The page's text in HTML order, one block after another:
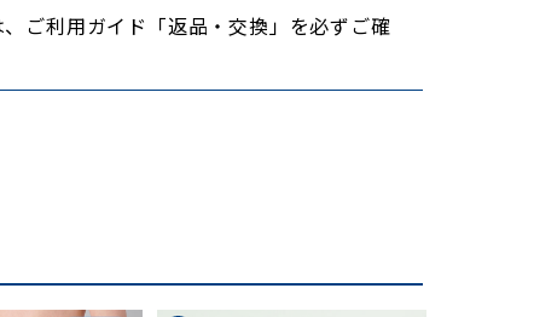
ご利用ガイド「返品・交換」を必ずご確